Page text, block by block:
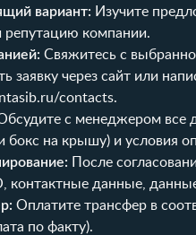
вариант: Изучите
репутацию компании.
Свяжитесь с
заявку через сайт или
contacts.
с менеджером все
бокс на крышу) и условия
После
данные, данные
Оплатите трансфер в
по факту).